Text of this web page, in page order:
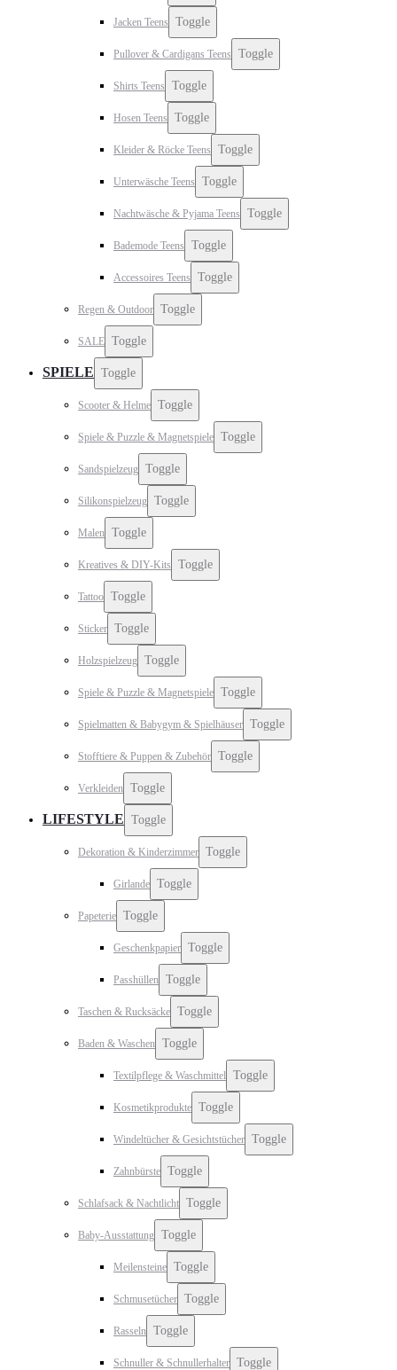
Jacken Teens Toggle
Pullover & Cardigans Teens Toggle
Shirts Teens Toggle
Hosen Teens Toggle
Kleider & Röcke Teens Toggle
Unterwäsche Teens Toggle
Nachtwäsche & Pyjama Teens Toggle
Bademode Teens Toggle
Accessoires Teens Toggle
Regen & Outdoor Toggle
SALE Toggle
SPIELE Toggle
Scooter & Helme Toggle
Spiele & Puzzle & Magnetspiele Toggle
Sandspielzeug Toggle
Silikonspielzeug Toggle
Malen Toggle
Kreatives & DIY-Kits Toggle
Tattoo Toggle
Sticker Toggle
Holzspielzeug Toggle
Spiele & Puzzle & Magnetspiele Toggle
Spielmatten & Babygym & Spielhäuser Toggle
Stofftiere & Puppen & Zubehör Toggle
Verkleiden Toggle
LIFESTYLE Toggle
Dekoration & Kinderzimmer Toggle
Girlande Toggle
Papeterie Toggle
Geschenkpapier Toggle
Passhüllen Toggle
Taschen & Rucksäcke Toggle
Baden & Waschen Toggle
Textilpflege & Waschmittel Toggle
Kosmetikprodukte Toggle
Windeltücher & Gesichtstücher Toggle
Zahnbürste Toggle
Schlafsack & Nachtlicht Toggle
Baby-Ausstattung Toggle
Meilensteine Toggle
Schmusetücher Toggle
Rasseln Toggle
Schnuller & Schnullerhalter Toggle